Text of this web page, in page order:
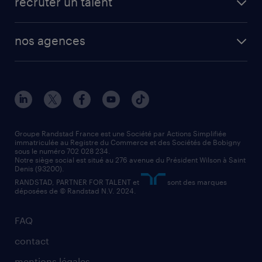
manutentionnaire
assistant administratif
comptable
solutions opérationnelles
contact entreprise
faq intérim / recrutement
nos agences
nos agences par ville
nos agences par région
nos cabinets de recrutement
FAQ
contact
Groupe Randstad France est une Société par Actions Simplifiée
immatriculée au Registre du Commerce et des Sociétés de Bobigny
sous le numéro 702 028 234.
Notre siège social est situé au 276 avenue du Président Wilson à Saint
Denis (93200).
RANDSTAD, PARTNER FOR TALENT et
sont des marques
déposées de © Randstad N.V. 2024.